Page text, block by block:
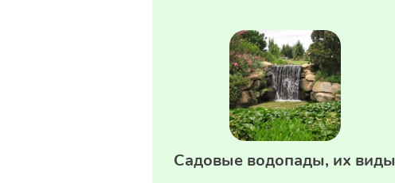
Садовые водопады, их виды